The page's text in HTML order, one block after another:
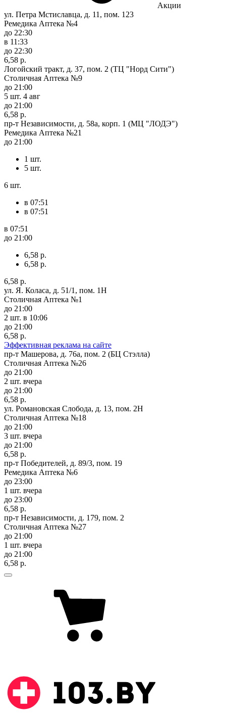
Акции
ул. Петра Мстиславца, д. 11, пом. 123
Ремедика Аптека №4
до 22:30
в 11:33
до 22:30
6,58 р.
Логойский тракт, д. 37, пом. 2 (ТЦ "Норд Сити")
Столичная Аптека №9
до 21:00
5 шт. 4 авг
до 21:00
6,58 р.
пр-т Независимости, д. 58а, корп. 1 (МЦ "ЛОДЭ")
Ремедика Аптека №21
до 21:00
1 шт.
5 шт.
6 шт.
в 07:51
в 07:51
в 07:51
до 21:00
6,58 р.
6,58 р.
6,58 р.
ул. Я. Коласа, д. 51/1, пом. 1Н
Столичная Аптека №1
до 21:00
2 шт. в 10:06
до 21:00
6,58 р.
Эффективная реклама на сайте
пр-т Машерова, д. 76а, пом. 2 (БЦ Стэлла)
Столичная Аптека №26
до 21:00
2 шт. вчера
до 21:00
6,58 р.
ул. Романовская Слобода, д. 13, пом. 2Н
Столичная Аптека №18
до 21:00
3 шт. вчера
до 21:00
6,58 р.
пр-т Победителей, д. 89/3, пом. 19
Ремедика Аптека №6
до 23:00
1 шт. вчера
до 23:00
6,58 р.
пр-т Независимости, д. 179, пом. 2
Столичная Аптека №27
до 21:00
1 шт. вчера
до 21:00
6,58 р.